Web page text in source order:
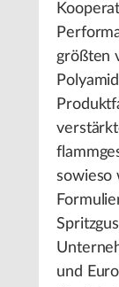
größten
sowieso
und